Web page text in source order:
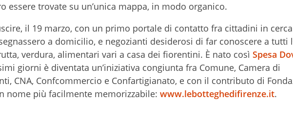
essere trovate su un’unica mappa, in modo organico.
il 19 marzo, con un primo portale di contatto fra cittadini in
a domicilio, e negozianti desiderosi di far conoscere a tutti
verdura, alimentari vari a casa dei fiorentini. È nato così Spesa
giorni è diventata un’iniziativa congiunta fra Comune, Camera di
CNA, Confcommercio e Confartigianato, e con il contributo di
nome più facilmente memorizzabile: www.lebotteghedifirenze.it.